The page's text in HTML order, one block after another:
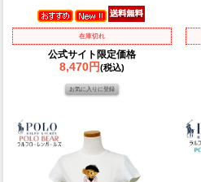
在庫切れ
公式サイト限定価格
8,470円(税込)